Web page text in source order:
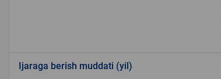
Ijaraga berish muddati (yil)